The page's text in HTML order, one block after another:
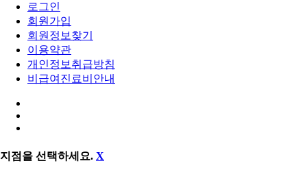
로그인
회원가입
회원정보찾기
이용약관
개인정보취급방침
비급여진료비안내
지점을 선택하세요. X